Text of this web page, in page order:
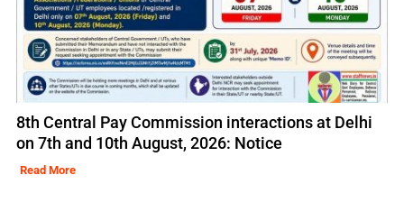
8th Central Pay Commission interactions at Delhi
on 7th and 10th August, 2026: Notice
Read More